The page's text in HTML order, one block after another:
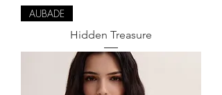
AUBADE
Hidden Treasure